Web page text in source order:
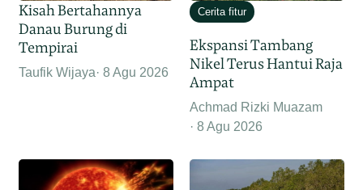
Kisah Bertahannya
Danau Burung di
Tempirai
Taufik Wijaya 8 Agu 2026
Cerita fitur
Ekspansi Tambang
Nikel Terus Hantui Raja
Ampat
Achmad Rizki Muazam
8 Agu 2026